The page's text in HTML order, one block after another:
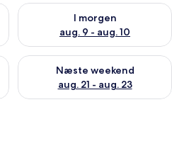
aug. 8 - aug. 9
I morgen
aug. 9 - aug. 10
Tjek tilgængelighed for i
aug. 14 - aug. 16
Næste weekend
aug. 21 - aug. 23
Tjek tilgængelighed for næste